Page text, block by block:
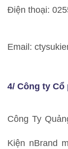
Điện thoại:
Email:
4/ Công ty Cổ
Công Ty
Kiện nBrand